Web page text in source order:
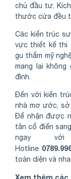
chủ đầu tư.
thước cửa đều
Các kiến trúc
vực thiết kế thi
gu thẩm mỹ
mang lại
đình.
Đến với kiến
nhà mơ ước, sở
Để nhận được
tân cổ điển
ngay
Hotline
toàn diện và
Xem thêm các